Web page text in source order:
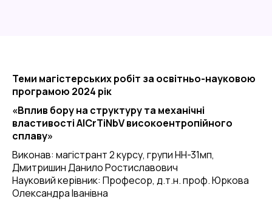
Теми магістерських робіт за освітньо-науковою
програмою 2024 рік
«Вплив бору на структуру та механічні
властивості AlCrTiNbV високоентропійного
сплаву»
Виконав: магістрант 2 курсу, групи НН-31мп,
Дмитришин Данило Ростиславович
Науковий керівник: Професор, д.т.н. проф. Юркова
Олександра Іванівна